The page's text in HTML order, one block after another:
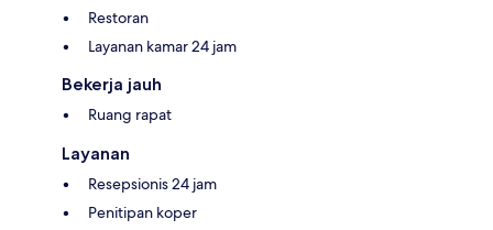
Restoran
Layanan kamar 24 jam
Bekerja jauh
Ruang rapat
Layanan
Resepsionis 24 jam
Penitipan koper